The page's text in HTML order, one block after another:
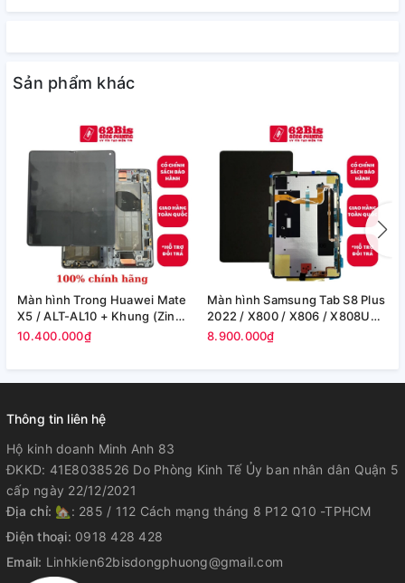
Sản phẩm khác
Màn hình Trong Huawei Mate
X5 / ALT-AL10 + Khung (Zin
Máy)
10.400.000₫
Màn hình Samsung Tab S8 Plus
2022 / X800 / X806 / X808U
(12.4in) -(Zin)
8.900.000₫
Thông tin liên hệ
Hộ kinh doanh Minh Anh 83
ĐKKD: 41E8038526 Do Phòng Kinh Tế Ủy ban nhân dân Quận 5
cấp ngày 22/12/2021
Địa chỉ: 🏡: 285 / 112 Cách mạng tháng 8 P12 Q10 -TPHCM
Điện thoại: 0918 428 428
Email: Linhkien62bisdongphuong@gmail.com